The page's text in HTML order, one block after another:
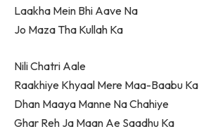
Laakha Mein Bhi Aave Na
Jo Maza Tha Kullah Ka
Nili Chatri Aale
Raakhiye Khyaal Mere Maa-Baabu Ka
Dhan Maaya Manne Na Chahiye
Ghar Reh Ja Maan Ae Saadhu Ka